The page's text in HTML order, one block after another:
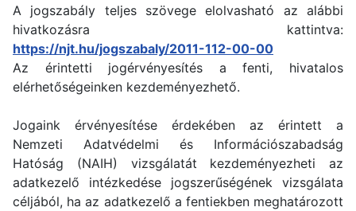
A jogszabály teljes szövege elolvasható az alábbi
hivatkozásra kattintva:
https://njt.hu/jogszabaly/2011-112-00-00
Az érintetti jogérvényesítés a fenti, hivatalos
elérhetőségeinken kezdeményezhető.
Jogaink érvényesítése érdekében az érintett a
Nemzeti Adatvédelmi és Információszabadság
Hatóság (NAIH) vizsgálatát kezdeményezheti az
adatkezelő intézkedése jogszerűségének vizsgálata
céljából, ha az adatkezelő a fentiekben meghatározott